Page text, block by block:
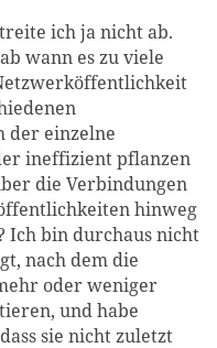
ich ja nicht ab.
wann es zu viele
der einzelne
ineffizient pflanzen
die Verbindungen
hinweg
Ich bin durchaus nicht
nach dem die
oder weniger
und habe
sie nicht zuletzt